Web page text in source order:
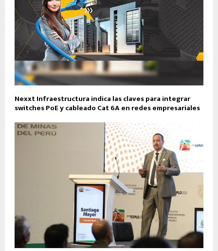
Nexxt Infraestructura indica las claves para integrar
switches PoE y cableado Cat 6A en redes empresariales